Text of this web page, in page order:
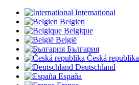
International
Belgien
Belgique
België
България
Česká republika
Deutschland
España